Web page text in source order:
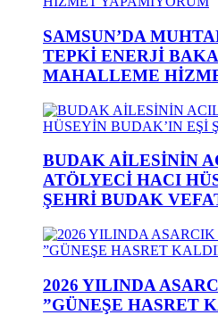
SAMSUN’DA
TEPKİ ENERJİ
MAHALLEME
BUDAK AİLESİNİN
ATÖLYECİ HACI
ŞEHRİ BUDAK
2026 YILINDA
”GÜNEŞE HASRET